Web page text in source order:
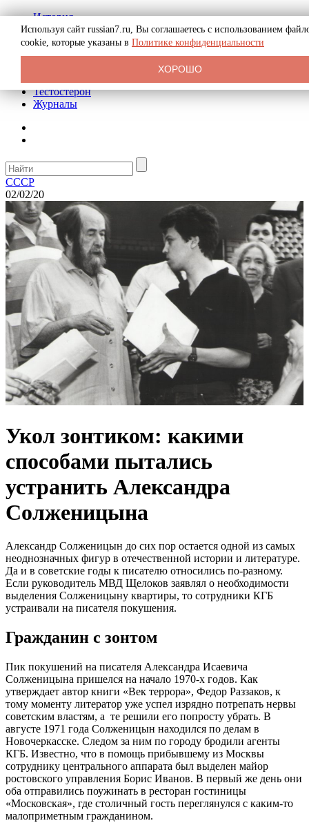
История
Биография
Криминал
Реклама на сайте
Тестостерон
Журналы
СССР
02/02/20
Укол зонтиком: какими
способами пытались
устранить Александра
Солженицына
Александр Солженицын до сих пор остается одной из самых
неоднозначных фигур в отечественной истории и литературе.
Да и в советские годы к писателю относились по-разному.
Если руководитель МВД Щелоков заявлял о необходимости
выделения Солженицыну квартиры, то сотрудники КГБ
устраивали на писателя покушения.
Гражданин с зонтом
Пик покушений на писателя Александра Исаевича
Солженицына пришелся на начало 1970-х годов. Как
утверждает автор книги «Век террора», Федор Раззаков, к
тому моменту литератор уже успел изрядно потрепать нервы
советским властям, а те решили его попросту убрать. В
августе 1971 года Солженицын находился по делам в
Новочеркасске. Следом за ним по городу бродили агенты
КГБ. Известно, что в помощь прибывшему из Москвы
сотруднику центрального аппарата был выделен майор
ростовского управления Борис Иванов. В первый же день они
оба отправились поужинать в ресторан гостиницы
«Московская», где столичный гость переглянулся с каким-то
малоприметным гражданином.
Используя сайт russian7.ru, Вы соглашаетесь с использованием
cookie, которые указаны в Политике конфиденциальности
ХОРОШО